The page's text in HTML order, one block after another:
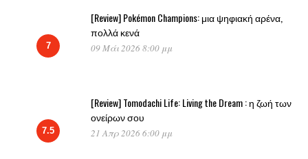
7
[Review] Pokémon Champions: μια ψηφιακή αρένα,
πολλά κενά
09 Μάι 2026 8:00 μμ
7.5
[Review] Tomodachi Life: Living the Dream : η ζωή των
ονείρων σου
21 Απρ 2026 6:00 μμ